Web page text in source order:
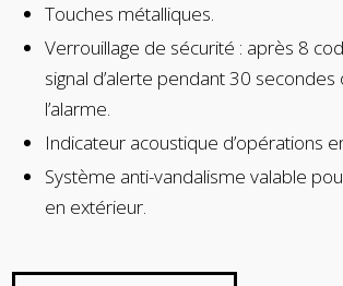
Touches métalliques.
Verrouillage de sécurité : après 8
signal d’alerte pendant 30
l’alarme.
Indicateur acoustique d’opérations
Système anti-vandalisme valable
en extérieur.